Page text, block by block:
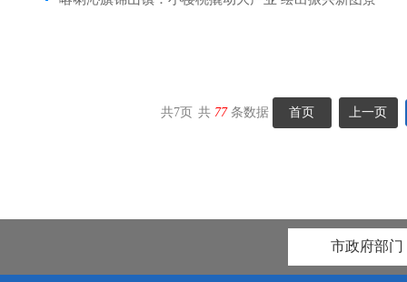
共7页 共 77条数据 首页 上一页
市政府部门